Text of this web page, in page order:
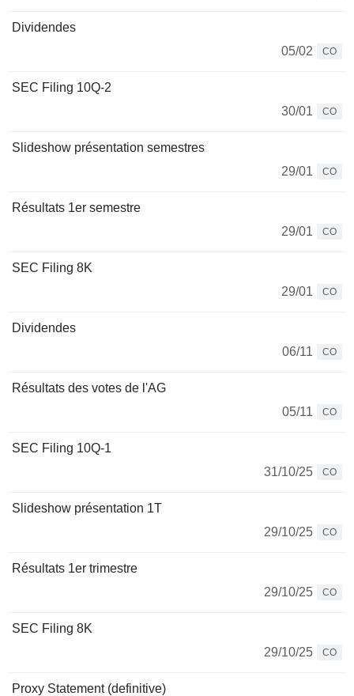
Dividendes
05/02
CO
SEC Filing 10Q-2
30/01
CO
Slideshow présentation semestres
29/01
CO
Résultats 1er semestre
29/01
CO
SEC Filing 8K
29/01
CO
Dividendes
06/11
CO
Résultats des votes de l'AG
05/11
CO
SEC Filing 10Q-1
31/10/25
CO
Slideshow présentation 1T
29/10/25
CO
Résultats 1er trimestre
29/10/25
CO
SEC Filing 8K
29/10/25
CO
Proxy Statement (definitive)